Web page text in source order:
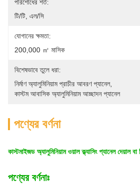
পরিশোধের শর্ত:
টি/টি, এল/সি
যোগানের ক্ষমতা:
200,000 ㎡ মাসিক
বিশেষভাবে তুলে ধরা:
নির্মাণ অ্যালুমিনিয়াম প্রাচীর আবরণ প্যানেল
কাস্টম আবাসিক অ্যালুমিনিয়াম আচ্ছাদন প্যানেল
পণ্যের বর্ণনা
কাস্টমাইজড অ্যালুমিনিয়াম ওয়াল ক্ল্যাসিং প্যানেল দেয়াল
পণ্যের বর্ণনাঃ